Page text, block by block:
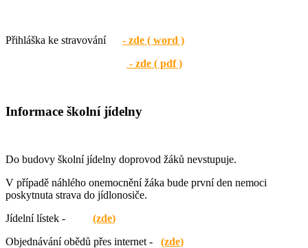
Přihláška ke stravování - zde ( word )
- zde ( pdf )
Informace školní jídelny
Do budovy školní jídelny doprovod žáků nevstupuje.
V případě náhlého onemocnění žáka bude první den nemoci
poskytnuta strava do jídlonosiče.
Jídelní lístek - (zde)
Objednávání obědů přes internet -
(zde)